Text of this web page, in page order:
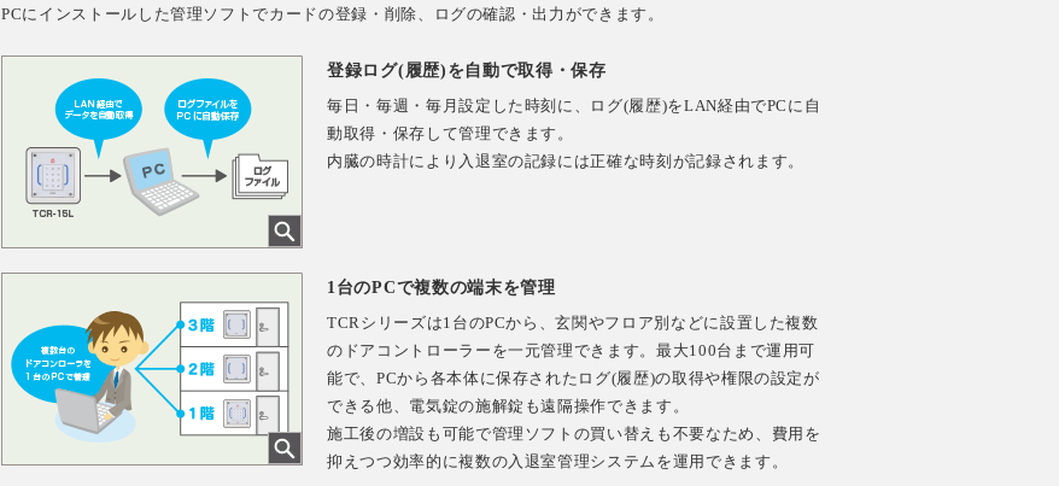
PCにインストールした管理ソフトでカードの登録・削除、ログの確認・出力ができます。
登録ログ(履歴)を自動で取得・保存
毎日・毎週・毎月設定した時刻に、ログ(履歴)をLAN経由でPCに自
動取得・保存して管理できます。
内臓の時計により入退室の記録には正確な時刻が記録されます。
1台のPCで複数の端末を管理
TCRシリーズは1台のPCから、玄関やフロア別などに設置した複数
のドアコントローラーを一元管理できます。最大100台まで運用可
能で、PCから各本体に保存されたログ(履歴)の取得や権限の設定が
できる他、電気錠の施解錠も遠隔操作できます。
施工後の増設も可能で管理ソフトの買い替えも不要なため、費用を
抑えつつ効率的に複数の入退室管理システムを運用できます。